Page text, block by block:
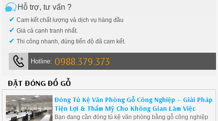
Hỗ trợ, tư vấn ?
✔ Cam kết chất lượng và dịch vụ hàng đầu
✔ Giá cả cạnh tranh nhất.
✔ Thi công nhanh, đúng tiến độ đã cam kết.
Hotline: 0988.379.373
ĐẶT ĐÓNG ĐỒ GỖ
Đóng Tủ Kệ Văn Phòng Gỗ Công Nghiệp – Giải Pháp
Tiện Lợi & Thẩm Mỹ Cho Không Gian Làm Việc
Bạn đang cần đóng tủ kệ văn phòng bằng gỗ công nghiệp